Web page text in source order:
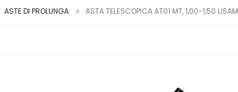
ASTE DI PROLUNGA ASTA TELESCOPICA AT01 MT, 1,00-1,50 LISAM